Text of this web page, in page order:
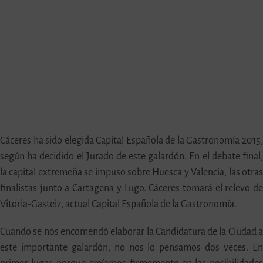
Cáceres ha sido elegida Capital Española de la Gastronomía 2015,
según ha decidido el Jurado de este galardón. En el debate final,
la capital extremeña se impuso sobre Huesca y Valencia, las otras
finalistas junto a Cartagena y Lugo. Cáceres tomará el relevo de
Vitoria-Gasteiz, actual Capital Española de la Gastronomía.
Cuando se nos encomendó elaborar la Candidatura de la Ciudad a
este importante galardón, no nos lo pensamos dos veces. En